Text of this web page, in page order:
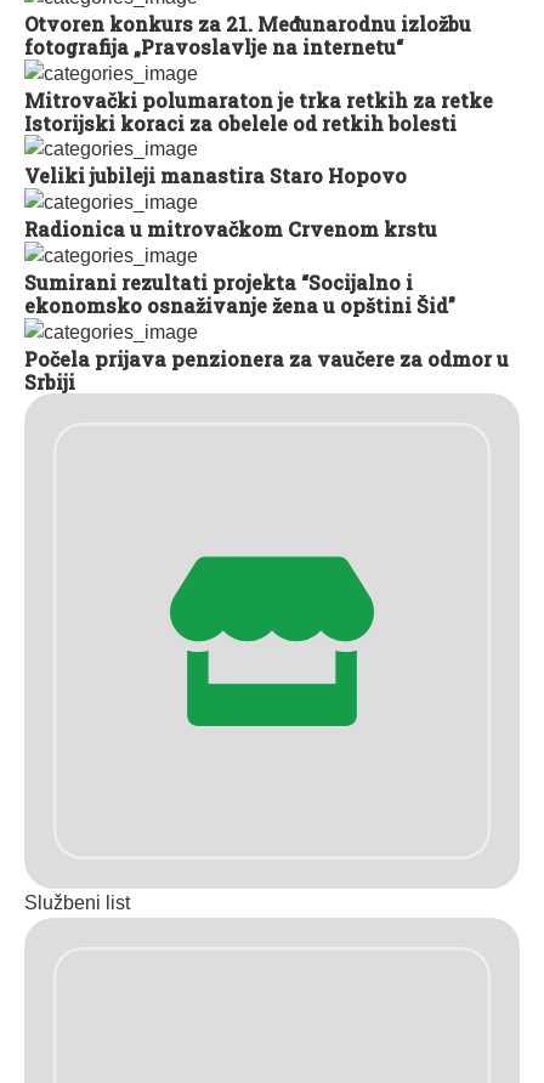
Službeni list
Otvoren konkurs za 21. Međunarodnu izložbu
fotografija „Pravoslavlje na internetu“
Mitrovački polumaraton je trka retkih za retke
Istorijski koraci za obelele od retkih bolesti
Veliki jubileji manastira Staro Hopovo
Radionica u mitrovačkom Crvenom krstu
Sumirani rezultati projekta “Socijalno i
ekonomsko osnaživanje žena u opštini Šid”
Počela prijava penzionera za vaučere za odmor u
Srbiji